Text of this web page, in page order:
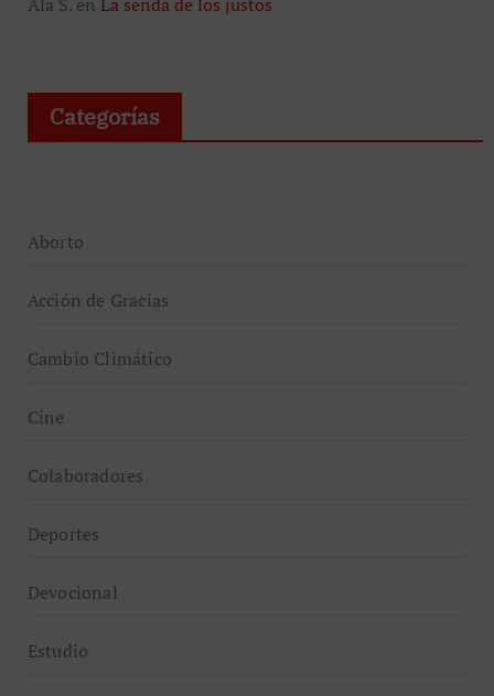
Ala S.en La senda de los justos
Categorías
Aborto
Acción de Gracias
Cambio Climático
Cine
Colaboradores
Deportes
Devocional
Estudio